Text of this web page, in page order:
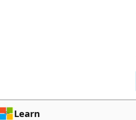
ン
ツLearn